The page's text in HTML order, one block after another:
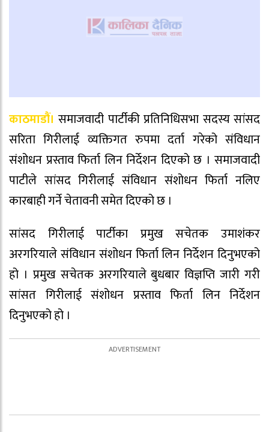
काठमाडौं। समाजवादी पार्टीकी प्रतिनिधिसभा सदस्य सांसद
सरिता गिरीलाई व्यक्तिगत रुपमा दर्ता गरेको संविधान
संशोधन प्रस्ताव फिर्ता लिन निर्देशन दिएको छ । समाजवादी
पाटीले सांसद गिरीलाई संविधान संशोधन फिर्ता नलिए
कारबाही गर्ने चेतावनी समेत दिएको छ ।
सांसद गिरीलाई पार्टीका प्रमुख सचेतक उमाशंकर
अरगरियाले संविधान संशोधन फिर्ता लिन निर्देशन दिनुभएको
हो । प्रमुख सचेतक अरगरियाले बुधबार विज्ञप्ति जारी गरी
सांसत गिरीलाई संशोधन प्रस्ताव फिर्ता लिन निर्देशन
दिनुभएको हो ।